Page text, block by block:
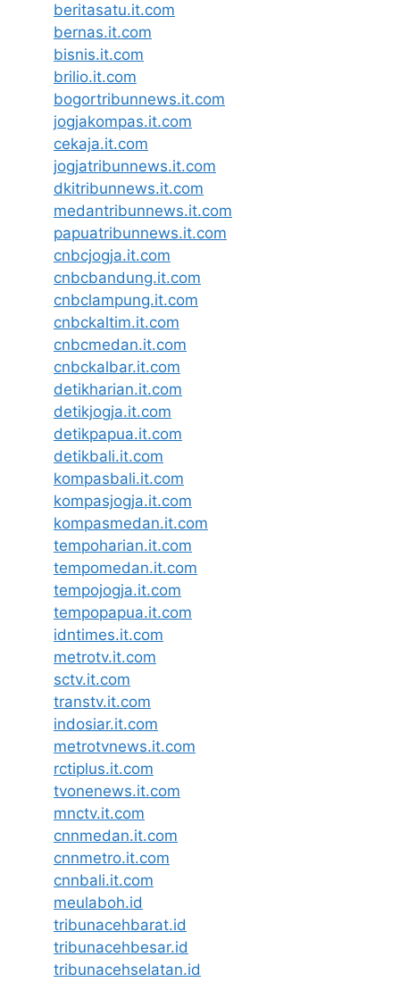
beritasatu.it.com
bernas.it.com
bisnis.it.com
brilio.it.com
bogortribunnews.it.com
jogjakompas.it.com
cekaja.it.com
jogjatribunnews.it.com
dkitribunnews.it.com
medantribunnews.it.com
papuatribunnews.it.com
cnbcjogja.it.com
cnbcbandung.it.com
cnbclampung.it.com
cnbckaltim.it.com
cnbcmedan.it.com
cnbckalbar.it.com
detikharian.it.com
detikjogja.it.com
detikpapua.it.com
detikbali.it.com
kompasbali.it.com
kompasjogja.it.com
kompasmedan.it.com
tempoharian.it.com
tempomedan.it.com
tempojogja.it.com
tempopapua.it.com
idntimes.it.com
metrotv.it.com
sctv.it.com
transtv.it.com
indosiar.it.com
metrotvnews.it.com
rctiplus.it.com
tvonenews.it.com
mnctv.it.com
cnnmedan.it.com
cnnmetro.it.com
cnnbali.it.com
meulaboh.id
tribunacehbarat.id
tribunacehbesar.id
tribunacehselatan.id